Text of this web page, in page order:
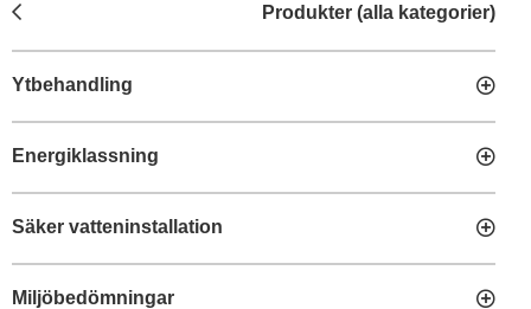
Produkter (alla kategorier)
Ytbehandling
Energiklassning
Säker vatteninstallation
Miljöbedömningar